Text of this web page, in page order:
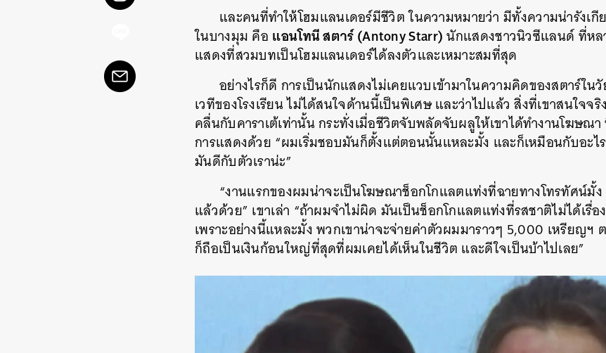
และคนที่ทำให้โฮมแลนเดอร์มีชีวิต ในความหมายว่า มีทั้งความน่ารังเกี
ในบางมุม คือ แอนโทนี สตาร์ (Antony Starr)นักแสดงชาวนิวซีแลนด์ ที่หล
แสดงที่สวมบทเป็นโฮมแลนเดอร์ได้ลงตัวและเหมาะสมที่สุด
อย่างไรก็ดี การเป็นนักแสดงไม่เคยแวบเข้ามาในความคิดของสตาร์ในวั
เวทีของโรงเรียน ไม่ได้สนใจด้านนี้เป็นพิเศษ และว่าไปแล้ว สิ่งที่เขาสนใจจ
คลื่นกับคาราเต้เท่านั้น กระทั่งเมื่อชีวิตจับพลัดจับผลูให้เขาได้ทำงานโฆษณา
การแสดงด้วย “ผมเริ่มชอบมันก็ตั้งแต่ตอนนั้นแหละมั้ง และก็เหมือนกับอะ
มันดีกับตัวเราน่ะ”
“งานแรกของผมน่าจะเป็นโฆษณาช็อกโกแลตแท่งที่ฉายทางโทรทัศน์มั้
แล้วด้วย” เขาเล่า “ถ้าผมจำไม่ผิด มันเป็นช็อกโกแลตแท่งที่รสชาติไม่ได้เรื่อ
เพราะอย่างนี้แหละมั้ง พวกเขาน่าจะจ่ายค่าตัวผมมาราวๆ 5,000 เหรียญฯ
ก็ถือเป็นเงินก้อนใหญ่ที่สุดที่ผมเคยได้เห็นในชีวิต และดีใจเป็นบ้าไปเลย”